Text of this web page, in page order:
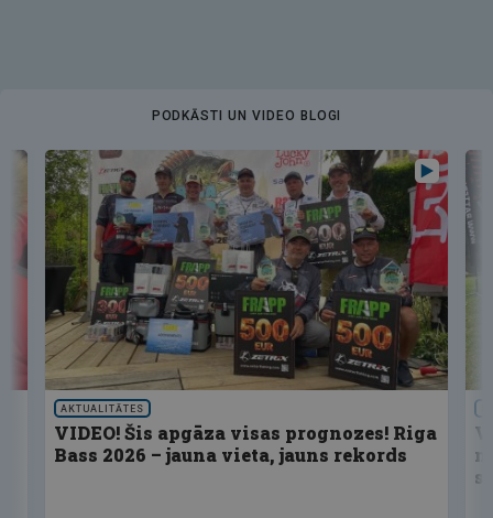
PODKĀSTI UN VIDEO BLOGI
AKTUALITĀTES
VIDEO! Šis apgāza visas prognozes! Riga
Bass 2026 – jauna vieta, jauns rekords